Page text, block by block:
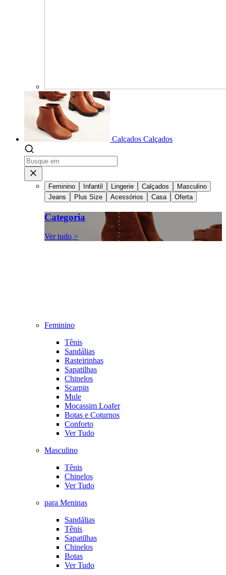
Calçados Calçados
Feminino Infantil Lingerie Calçados
Masculino
Jeans
Plus Size Acessórios Casa Oferta
Categoria
Ver tudo >
Feminino
Tênis
Sandálias
Rasteirinhas
Sapatilhas
Chinelos
Scarpin
Mule
Mocassim Loafer
Botas e Coturnos
Conforto
Ver Tudo
Masculino
Tênis
Chinelos
Ver Tudo
para Meninas
Sandálias
Tênis
Sapatilhas
Chinelos
Botas
Ver Tudo